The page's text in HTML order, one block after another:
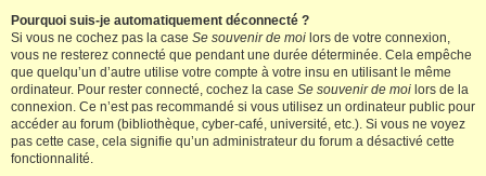
Pourquoi suis-je automatiquement déconnecté ?
Si vous ne cochez pas la case Se souvenir de moi lors de votre connexion,
vous ne resterez connecté que pendant une durée déterminée. Cela empêche
que quelqu’un d’autre utilise votre compte à votre insu en utilisant le même
ordinateur. Pour rester connecté, cochez la case Se souvenir de moi lors de la
connexion. Ce n’est pas recommandé si vous utilisez un ordinateur public pour
accéder au forum (bibliothèque, cyber-café, université, etc.). Si vous ne voyez
pas cette case, cela signifie qu’un administrateur du forum a désactivé cette
fonctionnalité.